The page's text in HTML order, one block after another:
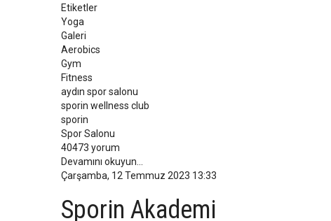
Etiketler
Yoga
Galeri
Aerobics
Gym
Fitness
aydın spor salonu
sporin wellness club
sporin
Spor Salonu
40473 yorum
Devamını okuyun...
Çarşamba, 12 Temmuz 2023 13:33
Sporin Akademi